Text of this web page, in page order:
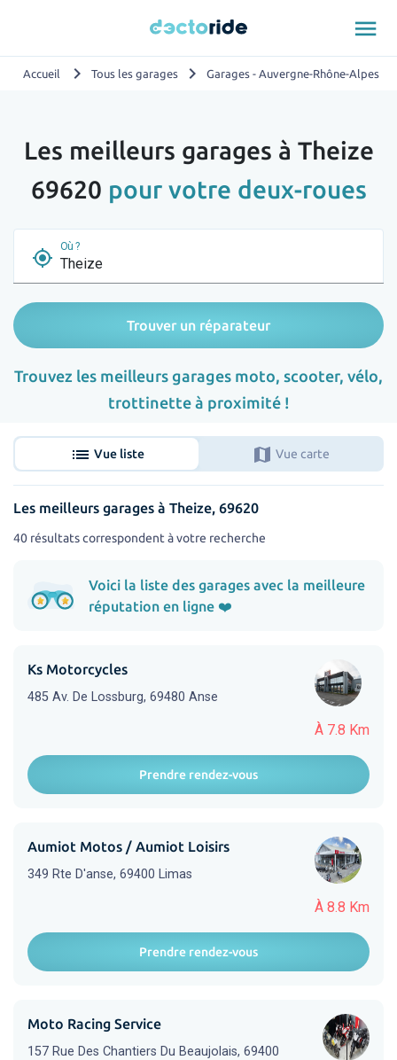
menu
Accueil chevron_right Tous les garages chevron_right Garages - Auvergne-Rhône-Alpes
Les meilleurs garages à Theize
69620 pour votre deux-roues
my_location
Où ?
Trouver un réparateur
Trouvez les meilleurs garages moto, scooter, vélo,
trottinette à proximité !
list Vue liste map Vue carte
Les meilleurs garages à Theize, 69620
40 résultats correspondent à votre recherche
Voici la liste des garages avec la meilleure
réputation en ligne ❤️
À 7.8 Km
Ks Motorcycles
485 Av. De Lossburg, 69480 Anse
Prendre rendez-vous
À 8.8 Km
Aumiot Motos / Aumiot Loisirs
349 Rte D'anse, 69400 Limas
Prendre rendez-vous
Moto Racing Service
157 Rue Des Chantiers Du Beaujolais, 69400